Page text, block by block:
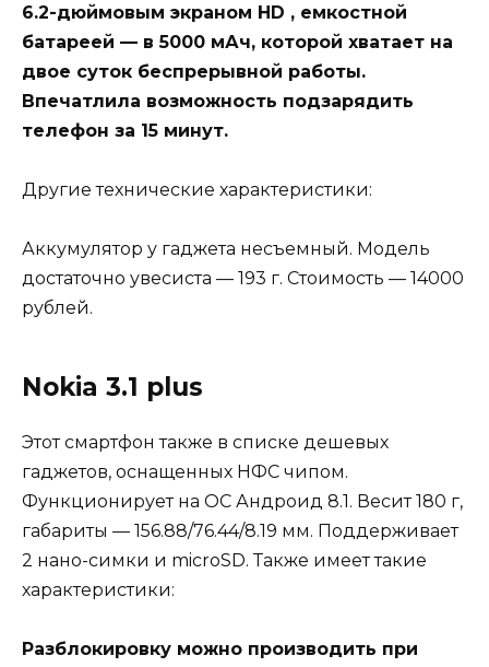
6.2-дюймовым экраном HD , емкостной
батареей — в 5000 мАч, которой хватает на
двое суток беспрерывной работы.
Впечатлила возможность подзарядить
телефон за 15 минут.
Другие технические характеристики:
Аккумулятор у гаджета несъемный. Модель
достаточно увесиста — 193 г. Стоимость — 14000
рублей.
Nokia 3.1 plus
Этот смартфон также в списке дешевых
гаджетов, оснащенных НФС чипом.
Функционирует на ОС Андроид 8.1. Весит 180 г,
габариты — 156.88/76.44/8.19 мм. Поддерживает
2 нано-симки и microSD. Также имеет такие
характеристики:
Разблокировку можно производить при